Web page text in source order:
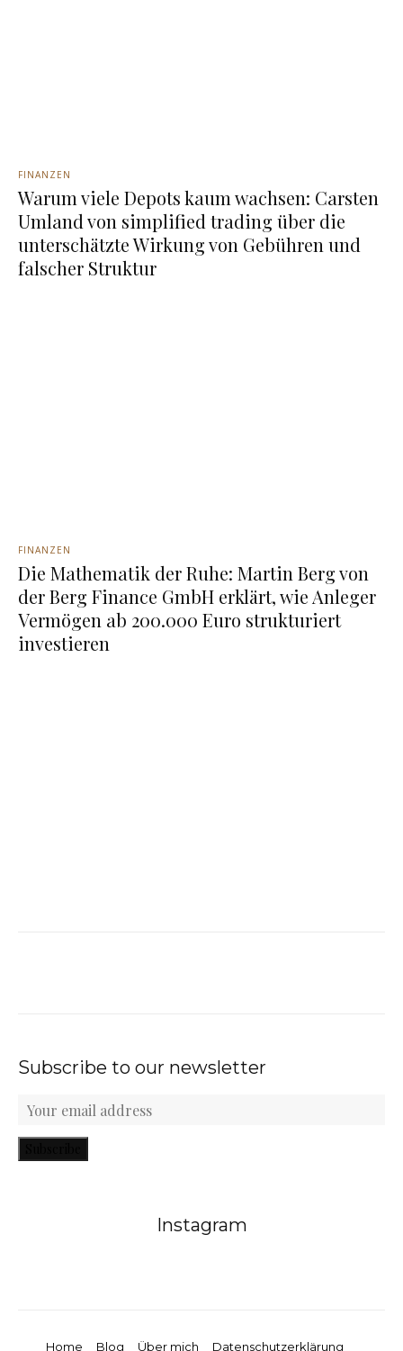
FINANZEN
Warum viele Depots kaum wachsen: Carsten
Umland von simplified trading über die
unterschätzte Wirkung von Gebühren und
falscher Struktur
FINANZEN
Die Mathematik der Ruhe: Martin Berg von
der Berg Finance GmbH erklärt, wie Anleger
Vermögen ab 200.000 Euro strukturiert
investieren
Subscribe to our newsletter
Instagram
Home Blog Über mich Datenschutzerklärung